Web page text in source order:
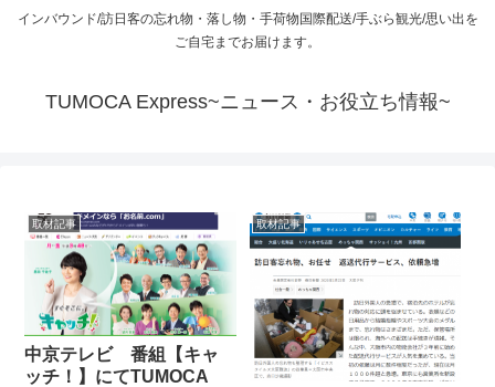
インバウンド/訪日客の忘れ物・落し物・手荷物国際配送/手ぶら観光/思い出を
ご自宅までお届けます。
TUMOCA Express~ニュース・お役立ち情報~
取材記事
中京テレビ 番組【キャ
ッチ！】にてTUMOCA
取材記事